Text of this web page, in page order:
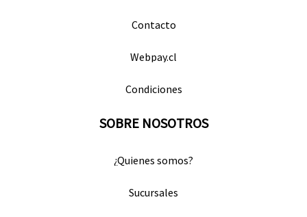
Contacto
Webpay.cl
Condiciones
SOBRE NOSOTROS
¿Quienes somos?
Sucursales